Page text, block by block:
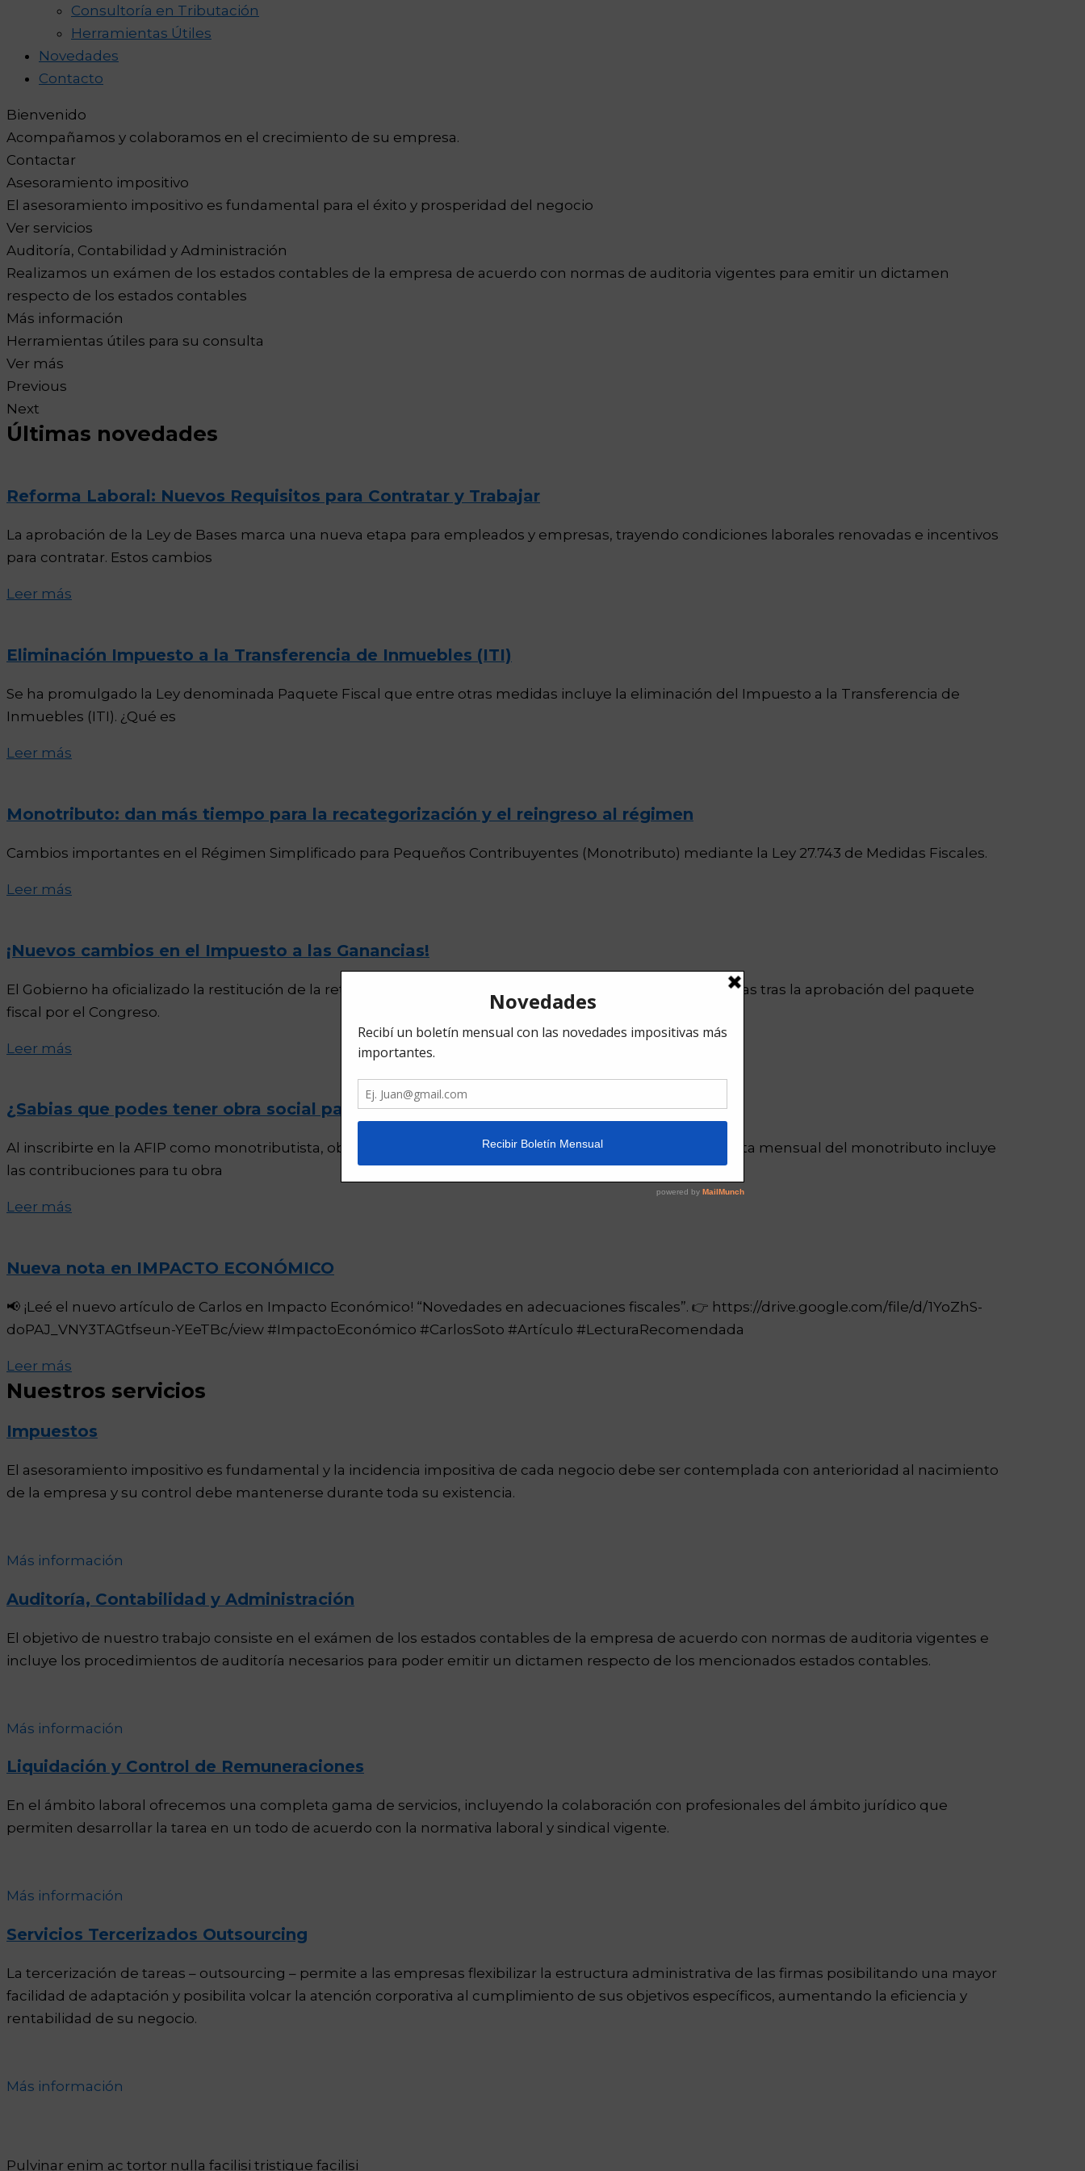
Consultoría en Tributación
Herramientas Útiles
Novedades
Contacto
Bienvenido
Acompañamos y colaboramos en el crecimiento de su empresa.
Contactar
Asesoramiento impositivo
El asesoramiento impositivo es fundamental para el éxito y prosperidad del negocio
Ver servicios
Auditoría, Contabilidad y Administración
Realizamos un exámen de los estados contables de la empresa de acuerdo con normas de auditoria vigentes para emitir un dictamen
respecto de los estados contables
Más información
Herramientas útiles para su consulta
Ver más
Previous
Next
Últimas novedades
Reforma Laboral: Nuevos Requisitos para Contratar y Trabajar
La aprobación de la Ley de Bases marca una nueva etapa para empleados y empresas, trayendo condiciones laborales renovadas e incentivos
para contratar. Estos cambios
Leer más
Eliminación Impuesto a la Transferencia de Inmuebles (ITI)
Se ha promulgado la Ley denominada Paquete Fiscal que entre otras medidas incluye la eliminación del Impuesto a la Transferencia de
Inmuebles (ITI). ¿Qué es
Leer más
Monotributo: dan más tiempo para la recategorización y el reingreso al régimen
Cambios importantes en el Régimen Simplificado para Pequeños Contribuyentes (Monotributo) mediante la Ley 27.743 de Medidas Fiscales.
Leer más
¡Nuevos cambios en el Impuesto a las Ganancias!
El Gobierno ha oficializado la restitución de la retención de la cuarta categoría del Impuesto a las Ganancias tras la aprobación del paquete
fiscal por el Congreso.
Leer más
¿Sabias que podes tener obra social pagando la cuota del monotributo?
Al inscribirte en la AFIP como monotributista, obtenés automaticamente acceso a una obra social. La cuota mensual del monotributo incluye
las contribuciones para tu obra
Leer más
Nueva nota en IMPACTO ECONÓMICO
📢 ¡Leé el nuevo artículo de Carlos en Impacto Económico! “Novedades en adecuaciones fiscales”. 👉 https://drive.google.com/file/d/1YoZhS-
doPAJ_VNY3TAGtfseun-YEeTBc/view #ImpactoEconómico #CarlosSoto #Artículo #LecturaRecomendada
Leer más
Nuestros servicios
Impuestos
El asesoramiento impositivo es fundamental y la incidencia impositiva de cada negocio debe ser contemplada con anterioridad al nacimiento
de la empresa y su control debe mantenerse durante toda su existencia.
Más información
Auditoría, Contabilidad y Administración
El objetivo de nuestro trabajo consiste en el exámen de los estados contables de la empresa de acuerdo con normas de auditoria vigentes e
incluye los procedimientos de auditoría necesarios para poder emitir un dictamen respecto de los mencionados estados contables.
Más información
Liquidación y Control de Remuneraciones
En el ámbito laboral ofrecemos una completa gama de servicios, incluyendo la colaboración con profesionales del ámbito jurídico que
permiten desarrollar la tarea en un todo de acuerdo con la normativa laboral y sindical vigente.
Más información
Servicios Tercerizados Outsourcing
La tercerización de tareas – outsourcing – permite a las empresas flexibilizar la estructura administrativa de las firmas posibilitando una mayor
facilidad de adaptación y posibilita volcar la atención corporativa al cumplimiento de sus objetivos específicos, aumentando la eficiencia y
rentabilidad de su negocio.
Más información
Pulvinar enim ac tortor nulla facilisi tristique facilisi